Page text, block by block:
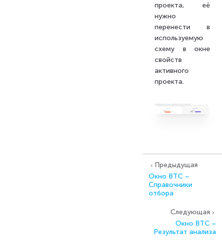
проекта, её
нужно
перенести в
используемую
схему в окне
свойств
активного
проекта.
Предыдущая
Окно BTC –
Справочники
отбора
Следующая
Окно BTC –
Результат анализа